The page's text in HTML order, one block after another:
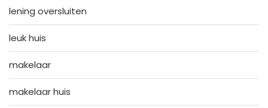
lening oversluiten
leuk huis
makelaar
makelaar huis